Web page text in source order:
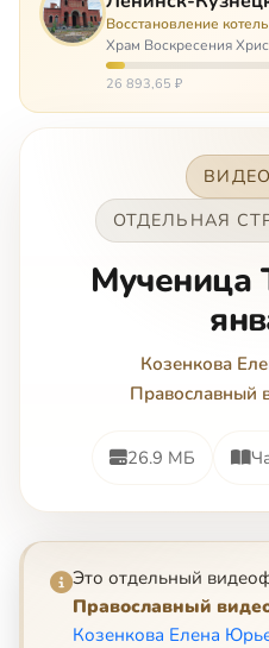
Восстановление
Храм Воскресения
Кузнецкий в
открылся всего 20
26 893,65 ₽
ОТДЕЛЬНАЯ
Мученица
Козенкова
Православный
26.9 МБ
Это отдельный
Православный
Козенкова Елена